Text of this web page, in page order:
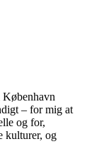
– for mig at
og for,
kulturer, og